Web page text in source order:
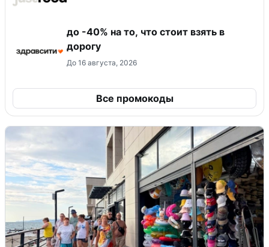
до -40% на то, что стоит взять в
дорогу
До 16 августа, 2026
Все промокоды